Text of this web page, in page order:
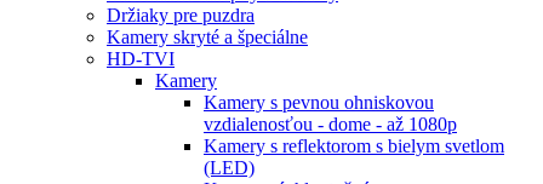
Držiaky pre puzdra
Kamery skryté a špeciálne
HD-TVI
Kamery
Kamery s pevnou ohniskovou
vzdialenosťou - dome - až 1080p
Kamery s reflektorom s bielym svetlom
(LED)